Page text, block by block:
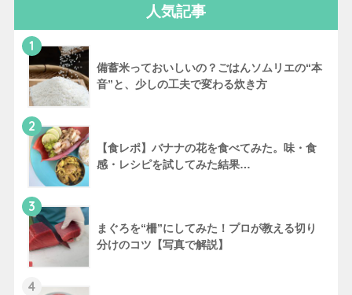
人気記事
1
備蓄米っておいしいの？ごはんソムリエの“本
音”と、少しの工夫で変わる炊き方
2
【食レポ】バナナの花を食べてみた。味・食
感・レシピを試してみた結果…
3
まぐろを“柵”にしてみた！プロが教える切り
分けのコツ【写真で解説】
4